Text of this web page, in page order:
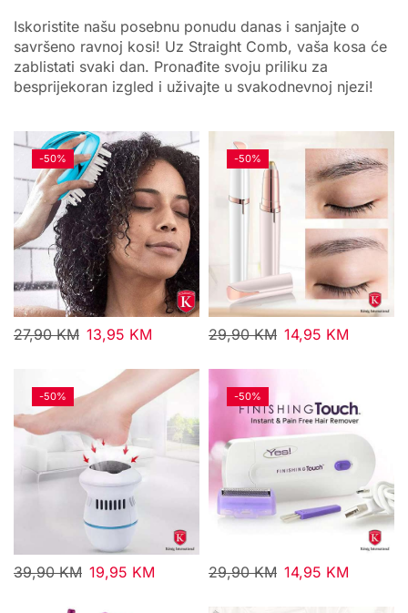
Iskoristite našu posebnu ponudu danas i sanjajte o
savršeno ravnoj kosi! Uz Straight Comb, vaša kosa će
zablistati svaki dan. Pronađite svoju priliku za
besprijekoran izgled i uživajte u svakodnevnoj njezi!
-50%
27,90KM 13,95 KM
-50%
29,90KM 14,95 KM
-50%
39,90KM 19,95 KM
-50%
29,90KM 14,95 KM